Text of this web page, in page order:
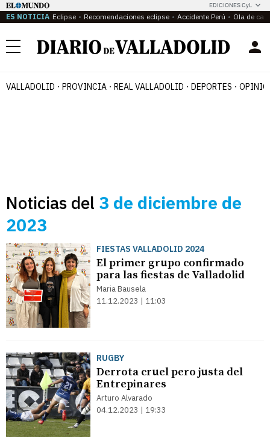
EDICIONES CyL
ES NOTICIA Eclipse Recomendaciones eclipse Accidente Perú Ola de
Menú
VALLADOLID PROVINCIA REAL VALLADOLID DEPORTES
Noticias del 3 de diciembre de
2023
FIESTAS VALLADOLID 2024
El primer grupo confirmado
para las fiestas de Valladolid
Maria Bausela
11.12.2023 | 11:03
RUGBY
Derrota cruel pero justa del
Entrepinares
Arturo Alvarado
04.12.2023 | 19:33